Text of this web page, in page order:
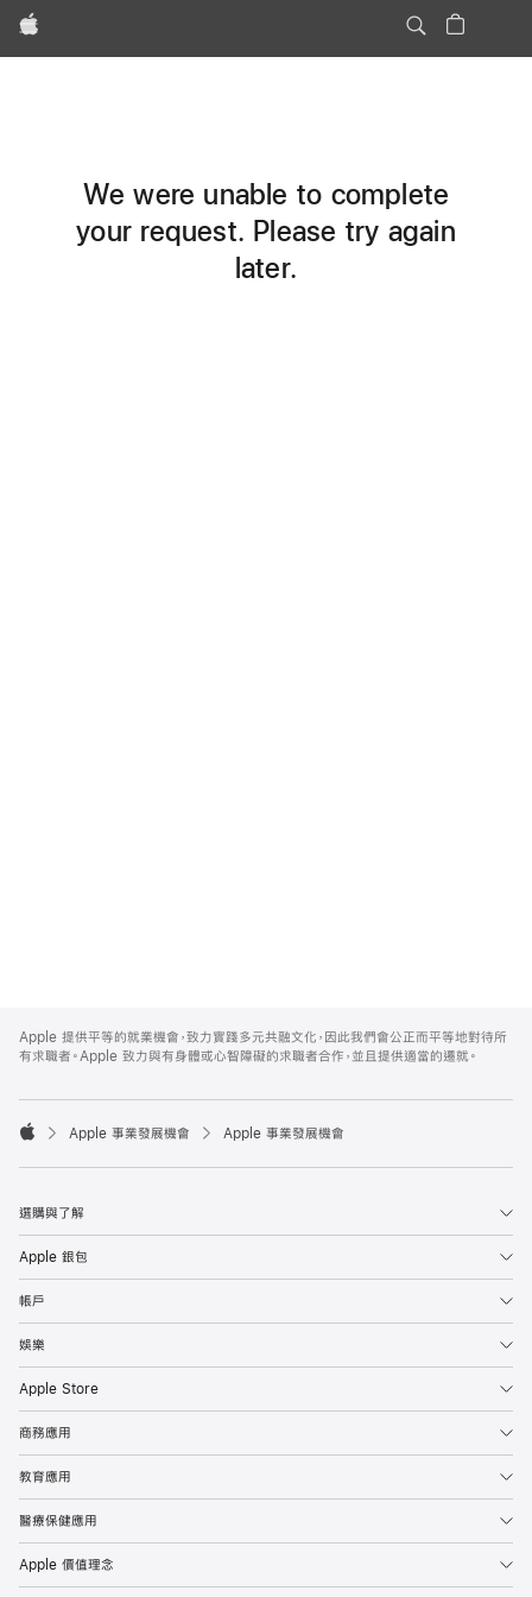
Apple
We were unable to complete
your request. Please try again
later.
Footer
Apple 提供平等的就業機會，致力實踐多元共融文化，因此我們會公正而平等地對待所
有求職者。Apple 致力與有身體或心智障礙的求職者合作，並且提供適當的遷就。

Apple 事業發展機會 Apple 事業發展機會
選購與了解
Apple 銀包
帳戶
娛樂
Apple Store
商務應用
教育應用
醫療保健應用
Apple 價值理念